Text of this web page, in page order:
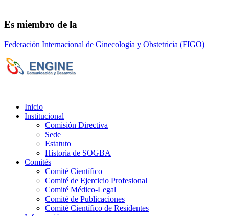
Es miembro de la
Federación Internacional de Ginecología y Obstetricia (FIGO)
Inicio
Institucional
Comisión Directiva
Sede
Estatuto
Historia de SOGBA
Comités
Comité Científico
Comité de Ejercicio Profesional
Comité Médico-Legal
Comité de Publicaciones
Comité Científico de Residentes